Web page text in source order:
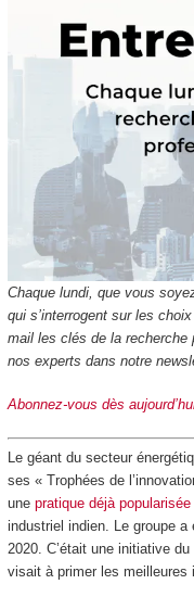
Chaque lundi, que vous
qui s’interrogent sur les
mail les clés de la recherche
nos experts dans notre
Abonnez-vous dès
Le géant du secteur
ses « Trophées de
une pratique déjà
industriel indien. Le groupe
2020. C’était une initiative du
visait à primer les meilleures